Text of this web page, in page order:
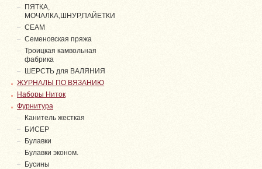
ПЯТКА,
МОЧАЛКА,ШНУР,ПАЙЕТКИ
СЕАМ
Семеновская пряжа
Троицкая камвольная
фабрика
ШЕРСТЬ для ВАЛЯНИЯ
ЖУРНАЛЫ ПО ВЯЗАНИЮ
Наборы Ниток
Фурнитура
Канитель жесткая
БИСЕР
Булавки
Булавки эконом.
Бусины